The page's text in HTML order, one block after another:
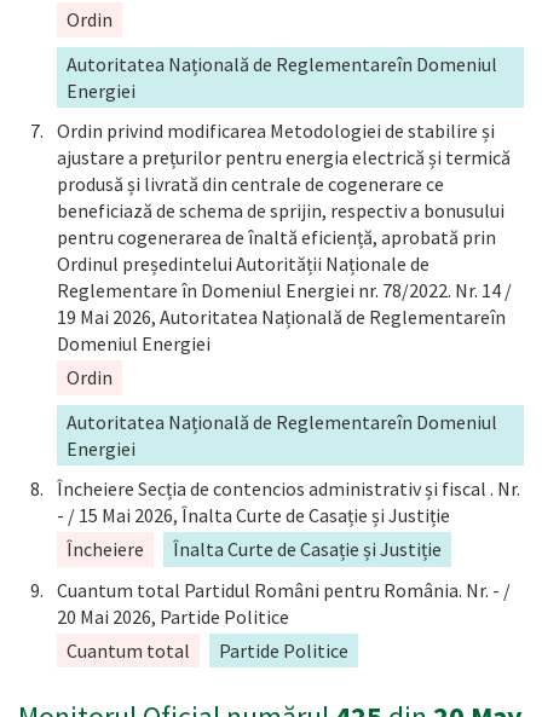
Ordin
Autoritatea Națională de Reglementareîn Domeniul
Energiei
Ordin privind modificarea Metodologiei de stabilire și
ajustare a prețurilor pentru energia electrică și termică
produsă și livrată din centrale de cogenerare ce
beneficiază de schema de sprijin, respectiv a bonusului
pentru cogenerarea de înaltă eficiență, aprobată prin
Ordinul președintelui Autorității Naționale de
Reglementare în Domeniul Energiei nr. 78/2022. Nr. 14 /
19 Mai 2026, Autoritatea Națională de Reglementareîn
Domeniul Energiei
Ordin
Autoritatea Națională de Reglementareîn Domeniul
Energiei
Încheiere Secția de contencios administrativ și fiscal . Nr.
- / 15 Mai 2026, Înalta Curte de Casație și Justiție
Încheiere
Înalta Curte de Casație și Justiție
Cuantum total Partidul Români pentru România. Nr. - /
20 Mai 2026, Partide Politice
Cuantum total
Partide Politice